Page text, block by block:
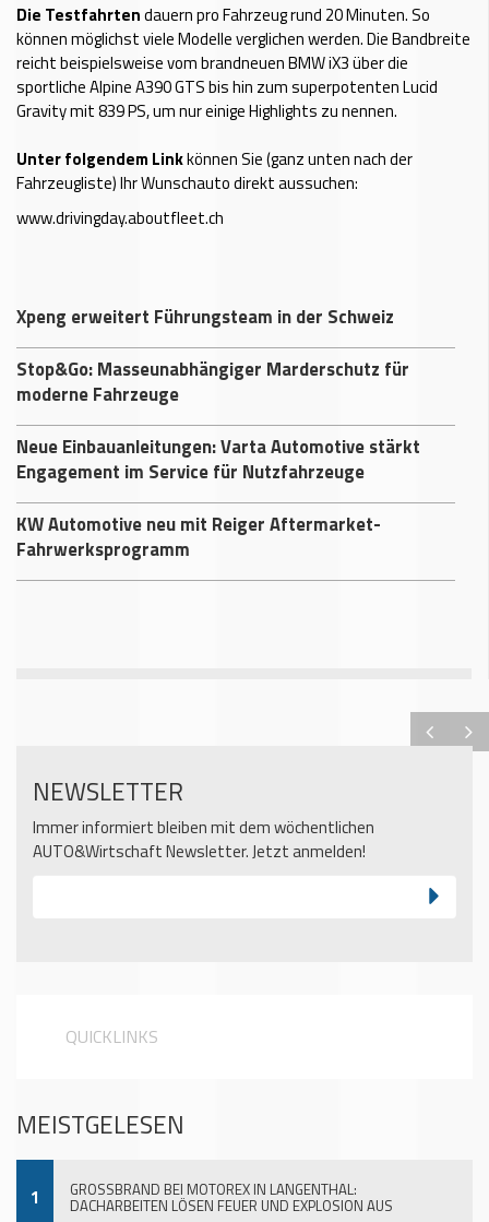
Die Testfahrtendauern pro Fahrzeug rund 20 Minuten. So
können möglichst viele Modelle verglichen werden. Die Bandbreite
reicht beispielsweise vom brandneuen BMW iX3 über die
sportliche Alpine A390 GTS bis hin zum superpotenten Lucid
Gravity mit 839 PS, um nur einige Highlights zu nennen.
Unter folgendem Linkkönnen Sie (ganz unten nach der
Fahrzeugliste) Ihr Wunschauto direkt aussuchen:
www.drivingday.aboutfleet.ch
Xpeng erweitert Führungsteam in der Schweiz
Stop&Go: Masseunabhängiger Marderschutz für
moderne Fahrzeuge
Neue Einbauanleitungen: Varta Automotive stärkt
Engagement im Service für Nutzfahrzeuge
KW Automotive neu mit Reiger Aftermarket-
Fahrwerksprogramm
NEWSLETTER
Immer informiert bleiben mit dem wöchentlichen
AUTO&Wirtschaft Newsletter. Jetzt anmelden!
QUICKLINKS
MEISTGELESEN
1 GROSSBRAND BEI MOTOREX IN LANGENTHAL:
DACHARBEITEN LÖSEN FEUER UND EXPLOSION AUS